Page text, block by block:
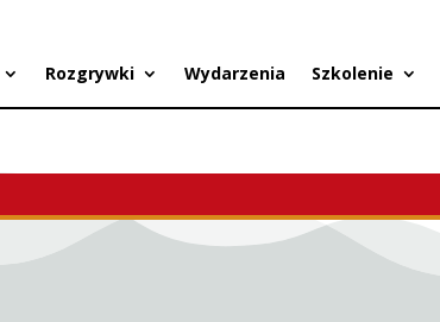
Rozgrywki Wydarzenia Szkolenie